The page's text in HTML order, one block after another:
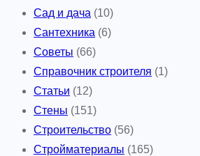
Сад и дача (10)
Сантехника (6)
Советы (66)
Справочник строителя (1)
Статьи (12)
Стены (151)
Строительство (56)
Стройматериалы (165)